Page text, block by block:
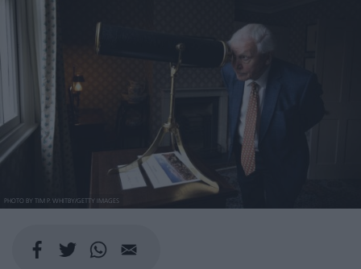
PHOTO BY TIM P. WHITBY/GETTY IMAGES